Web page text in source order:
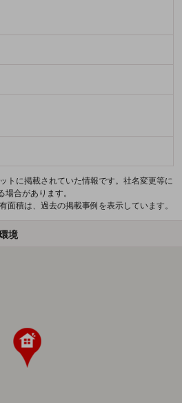
トに掲載されていた情報です。社名変更等に
場合があります。
積は、過去の掲載事例を表示しています。
境